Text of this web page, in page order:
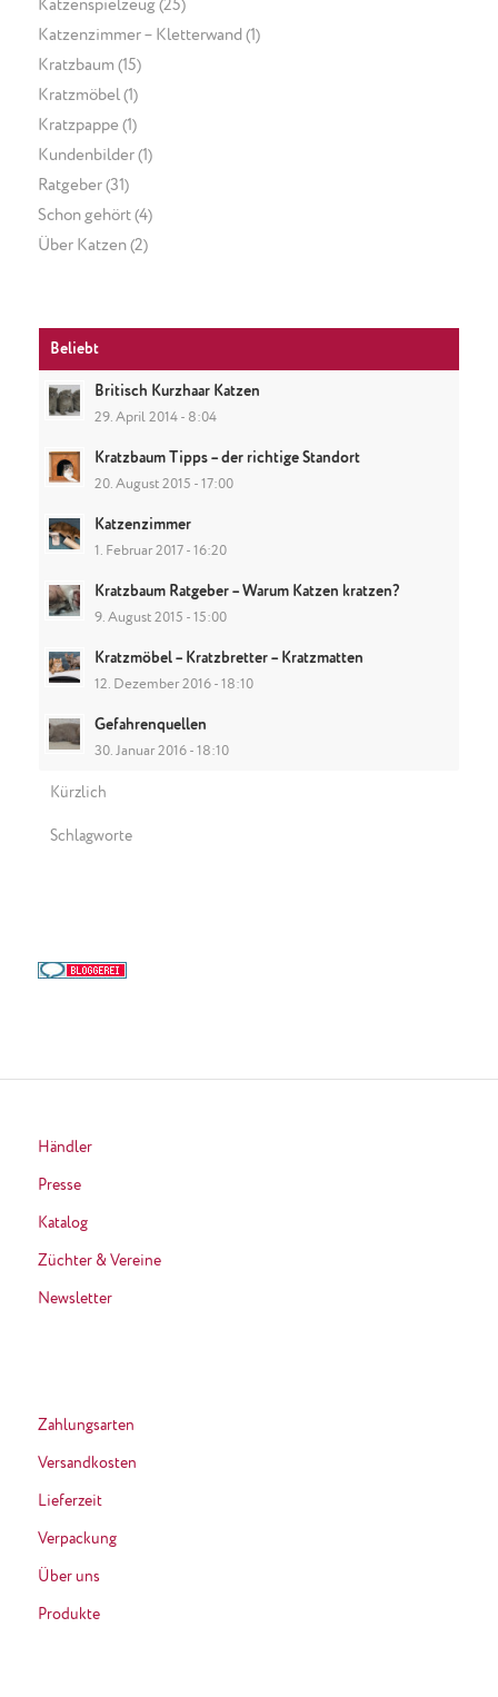
Katzenspielzeug(25)
Katzenzimmer – Kletterwand (1)
Kratzbaum (15)
Kratzmöbel (1)
Kratzpappe (1)
Kundenbilder(1)
Ratgeber(31)
Schon gehört(4)
Über Katzen(2)
Beliebt
Britisch Kurzhaar Katzen
29. April 2014 - 8:04
Kratzbaum Tipps – der richtige Standort
20. August 2015 - 17:00
Katzenzimmer
1. Februar 2017 - 16:20
Kratzbaum Ratgeber – Warum Katzen kratzen?
9. August 2015 - 15:00
Kratzmöbel – Kratzbretter – Kratzmatten
12. Dezember 2016 - 18:10
Gefahrenquellen
30. Januar 2016 - 18:10
Kürzlich
Schlagworte
Händler
Presse
Katalog
Züchter & Vereine
Newsletter
Zahlungsarten
Versandkosten
Lieferzeit
Verpackung
Über uns
Produkte